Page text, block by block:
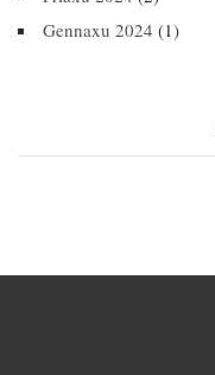
Gennaxu 2024 (1)